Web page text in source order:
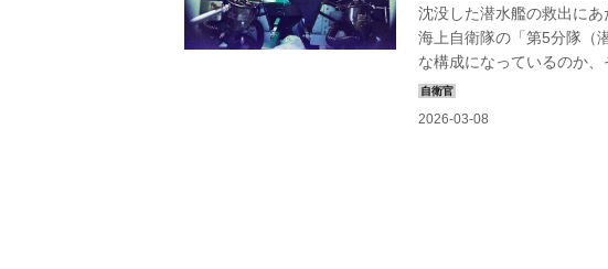
沈没した潜水艦の救出に
海上自衛隊の「第5分隊（
な構成になっているのか
行っているのか、隊員に聞
て教えてもらった。 潜水